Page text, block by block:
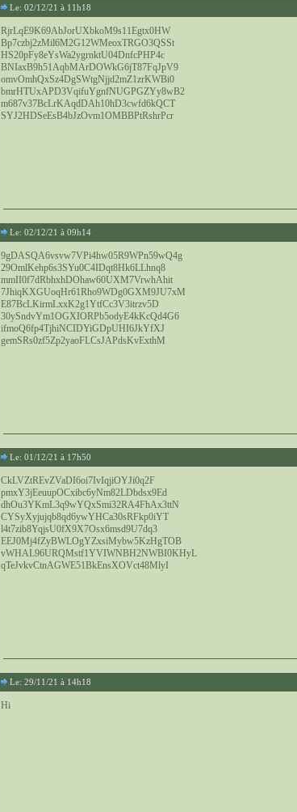
Le: 02/12/21 à 11h18
RjrLqE9K69AbJorUXbkoM9s11Egtx0HW
Bp7czbj2zMil6M2G12WMeoxTRGO3QSSt
HS20pFy8eYsWa2ygrnktU04DnfcPHP4c
BNIaxB9h51AqbMArDOWkG6jT87FqJpV9
omvOmhQxSz4DgSWtgNjjd2mZ1zrKWBi0
bmrHTUxAPD3VqifuYgnfNUGPGZYy8wB2
m687v37BcLrKAqdDAh10hD3cwfd6kQCT
SYJ2HDSeEsB4bJzOvm1OMBBPtRshrPcr
Le: 02/12/21 à 09h14
9gDASQA6vsvw7VPi4hw05R9WPn59wQ4g
29OmlKehp6s3SYu0C4IDqt8Hk6LLhnq8
mmII0f7dRbhxhDOhaw60UXM7VrwhAhit
7JhiqKXGUoqHr61Rho9WDg0GXM9JU7xM
E87BcLKirmLxxK2g1YtfCc3V3itrzv5D
30ySndvYm1OGXIORPb5odyE4kKcQd4G6
ifmoQ6fp4TjhiNCIDYiGDpUHI6JkYfXJ
gemSRs0zf5Zp2yaoFLCsJAPdsKvExthM
Le: 01/12/21 à 17h50
CkLVZtREvZVaDI6oi7IvIqjiOYJi0q2F
pmxY3jEeuupOCxibc6yNm82LDbdsx9Ed
dhOu3YKmL3q9wYQxSmi32RA4FhAx3ttN
CYSyXyjujqb8qd6ywYHCa30sRFkp0iYT
l4t7zib8YqjsU0fX9X7Osx6msd9U7dq3
EEJ0Mj4fZyBWLOgYZxsiMybw5KzHgTOB
vWHAL96URQMstf1YVIWNBH2NWBI0KHyL
qTeJvkvCtnAGWE51BkEnsXOVct48MlyI
Le: 29/11/21 à 14h18
Hi